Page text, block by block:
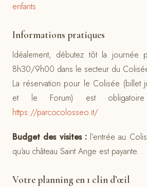
enfants
Informations pratiques
Idéalement, débutez tôt la journée
8h30/9h00 dans le secteur du
La réservation pour le Colisée (billet
et le Forum) est
https://parcocolosseo.it/
Budget des visites : l’entrée au
qu’au château Saint Ange est payante.
Votre planning en 1 clin d’œil